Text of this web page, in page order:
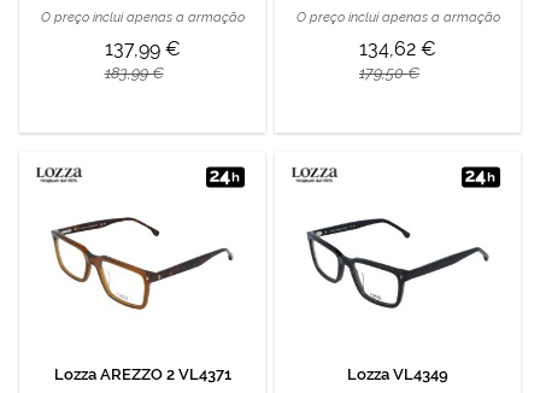
O preço inclui apenas a armação
137,99 €
183,99 €
O preço inclui apenas a armação
134,62 €
179,50 €
Lozza AREZZO 2 VL4371 Lozza VL4349